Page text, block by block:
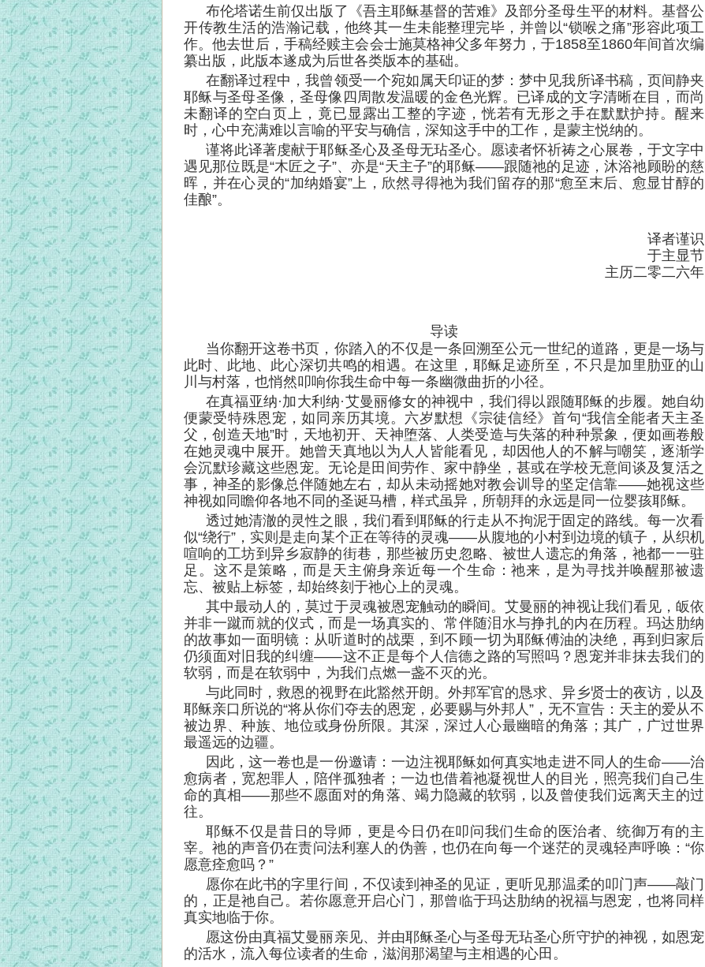
布伦塔诺生前仅出版了《吾主耶稣基督的苦难》及部分圣母生平的材料。基督公
开传教生活的浩瀚记载，他终其一生未能整理完毕，并曾以“锁喉之痛”形容此项工
作。他去世后，手稿经赎主会会士施莫格神父多年努力，于1858至1860年间首次编
纂出版，此版本遂成为后世各类版本的基础。
在翻译过程中，我曾领受一个宛如属天印证的梦：梦中见我所译书稿，页间静夹
耶稣与圣母圣像，圣母像四周散发温暖的金色光辉。已译成的文字清晰在目，而尚
未翻译的空白页上，竟已显露出工整的字迹，恍若有无形之手在默默护持。醒来
时，心中充满难以言喻的平安与确信，深知这手中的工作，是蒙主悦纳的。
谨将此译著虔献于耶稣圣心及圣母无玷圣心。愿读者怀祈祷之心展卷，于文字中
遇见那位既是“木匠之子”、亦是“天主子”的耶稣——跟随祂的足迹，沐浴祂顾盼的慈
晖，并在心灵的“加纳婚宴”上，欣然寻得祂为我们留存的那“愈至末后、愈显甘醇的
佳酿”。
译者谨识
于主显节
主历二零二六年
导读
当你翻开这卷书页，你踏入的不仅是一条回溯至公元一世纪的道路，更是一场与
此时、此地、此心深切共鸣的相遇。在这里，耶稣足迹所至，不只是加里肋亚的山
川与村落，也悄然叩响你我生命中每一条幽微曲折的小径。
在真福亚纳·加大利纳·艾曼丽修女的神视中，我们得以跟随耶稣的步履。她自幼
便蒙受特殊恩宠，如同亲历其境。六岁默想《宗徒信经》首句“我信全能者天主圣
父，创造天地”时，天地初开、天神堕落、人类受造与失落的种种景象，便如画卷般
在她灵魂中展开。她曾天真地以为人人皆能看见，却因他人的不解与嘲笑，逐渐学
会沉默珍藏这些恩宠。无论是田间劳作、家中静坐，甚或在学校无意间谈及复活之
事，神圣的影像总伴随她左右，却从未动摇她对教会训导的坚定信靠——她视这些
神视如同瞻仰各地不同的圣诞马槽，样式虽异，所朝拜的永远是同一位婴孩耶稣。
透过她清澈的灵性之眼，我们看到耶稣的行走从不拘泥于固定的路线。每一次看
似“绕行”，实则是走向某个正在等待的灵魂——从腹地的小村到边境的镇子，从织机
喧响的工坊到异乡寂静的街巷，那些被历史忽略、被世人遗忘的角落，祂都一一驻
足。这不是策略，而是天主俯身亲近每一个生命：祂来，是为寻找并唤醒那被遗
忘、被贴上标签，却始终刻于祂心上的灵魂。
其中最动人的，莫过于灵魂被恩宠触动的瞬间。艾曼丽的神视让我们看见，皈依
并非一蹴而就的仪式，而是一场真实的、常伴随泪水与挣扎的内在历程。玛达肋纳
的故事如一面明镜：从听道时的战栗，到不顾一切为耶稣傅油的决绝，再到归家后
仍须面对旧我的纠缠——这不正是每个人信德之路的写照吗？恩宠并非抹去我们的
软弱，而是在软弱中，为我们点燃一盏不灭的光。
与此同时，救恩的视野在此豁然开朗。外邦军官的恳求、异乡贤士的夜访，以及
耶稣亲口所说的“将从你们夺去的恩宠，必要赐与外邦人”，无不宣告：天主的爱从不
被边界、种族、地位或身份所限。其深，深过人心最幽暗的角落；其广，广过世界
最遥远的边疆。
因此，这一卷也是一份邀请：一边注视耶稣如何真实地走进不同人的生命——治
愈病者，宽恕罪人，陪伴孤独者；一边也借着祂凝视世人的目光，照亮我们自己生
命的真相——那些不愿面对的角落、竭力隐藏的软弱，以及曾使我们远离天主的过
往。
耶稣不仅是昔日的导师，更是今日仍在叩问我们生命的医治者、统御万有的主
宰。祂的声音仍在责问法利塞人的伪善，也仍在向每一个迷茫的灵魂轻声呼唤：“你
愿意痊愈吗？”
愿你在此书的字里行间，不仅读到神圣的见证，更听见那温柔的叩门声——敲门
的，正是祂自己。若你愿意开启心门，那曾临于玛达肋纳的祝福与恩宠，也将同样
真实地临于你。
愿这份由真福艾曼丽亲见、并由耶稣圣心与圣母无玷圣心所守护的神视，如恩宠
的活水，流入每位读者的生命，滋润那渴望与主相遇的心田。